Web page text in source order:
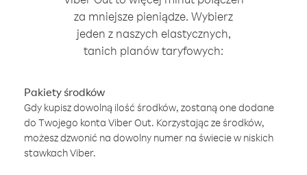
za mniejsze pieniądze. Wybierz
jeden z naszych elastycznych,
tanich planów taryfowych:
Pakiety środków
Gdy kupisz dowolną ilość środków, zostaną one dodane
do Twojego konta Viber Out. Korzystając ze środków,
możesz dzwonić na dowolny numer na świecie w niskich
stawkach Viber.